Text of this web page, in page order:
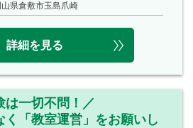
山県倉敷市玉島爪崎
詳細を見る
は一切不問！／
く「教室運営」をお願いし